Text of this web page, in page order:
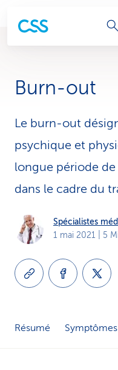
L
s
d
e
s
e
r
v
Burn-out
Le burn-out
psychique et
longue période
dans le cadre du
Spécialistes
1 mai 2021 | 5
Résumé Symptômes